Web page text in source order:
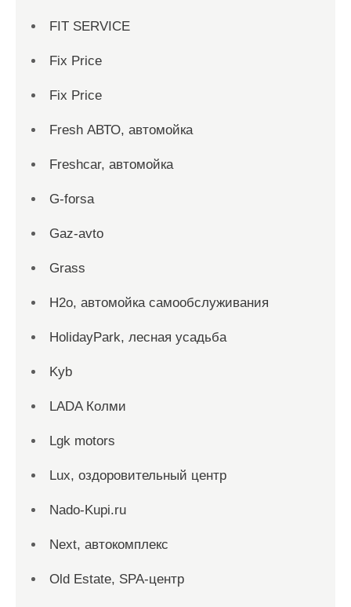
FIT SERVICE
Fix Price
Fix Price
Fresh АВТО, автомойка
Freshcar, автомойка
G-forsa
Gaz-avto
Grass
H2o, автомойка самообслуживания
HolidayPark, лесная усадьба
Kyb
LADA Колми
Lgk motors
Lux, оздоровительный центр
Nado-Kupi.ru
Next, автокомплекс
Old Estate, SPA-центр